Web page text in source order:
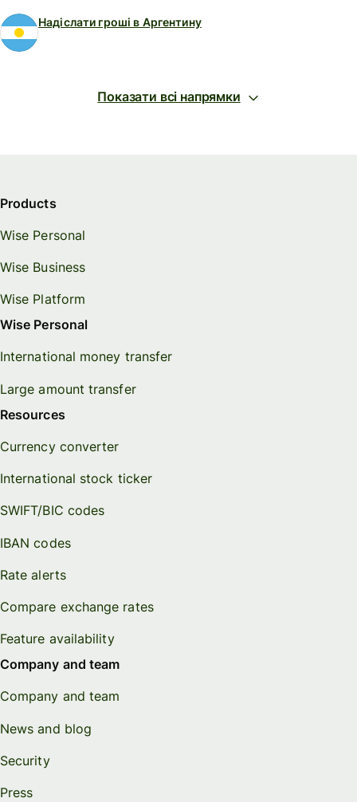
Надіслати гроші в Аргентину
Показати всі напрямки
Products
Wise Personal
Wise Business
Wise Platform
Wise Personal
International money transfer
Large amount transfer
Resources
Currency converter
International stock ticker
SWIFT/BIC codes
IBAN codes
Rate alerts
Compare exchange rates
Feature availability
Company and team
Company and team
News and blog
Security
Press